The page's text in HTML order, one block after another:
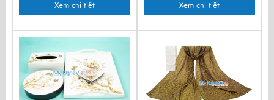
Xem chi tiết Xem chi tiết